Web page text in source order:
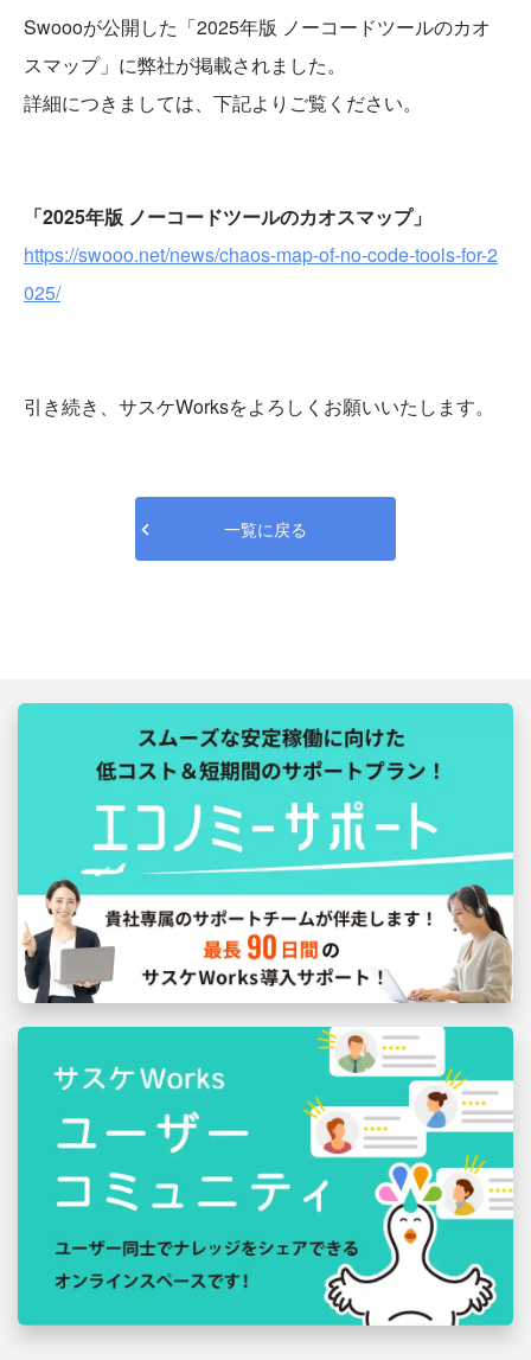
Swoooが公開した「2025年版 ノーコードツールのカオ
スマップ」に弊社が掲載されました。
詳細につきましては、下記よりご覧ください。
「2025年版 ノーコードツールのカオスマップ」
https://swooo.net/news/chaos-map-of-no-code-tools-for-2
025/
引き続き、サスケWorksをよろしくお願いいたします。
一覧に戻る